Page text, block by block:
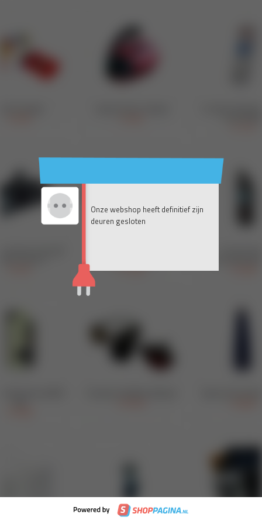
Onze webshop heeft definitief zijn
deuren gesloten